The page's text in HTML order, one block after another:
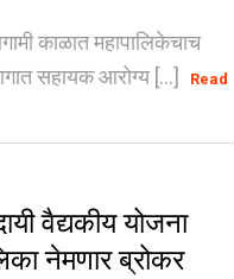
काळात महापालिकेचाच
सहायक आरोग्य [...]
Read
वैद्यकीय योजना
नेमणार ब्रोकर